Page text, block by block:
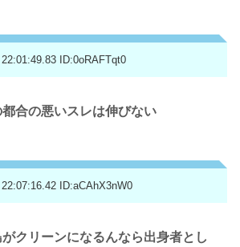
ID:0oRAFTqt0
合の悪いスレは伸びない
ID:aCAhX3nW0
クリーンになるんなら出身者とし